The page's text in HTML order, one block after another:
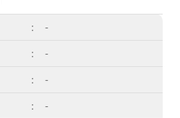
:
-
:
-
:
-
:
-